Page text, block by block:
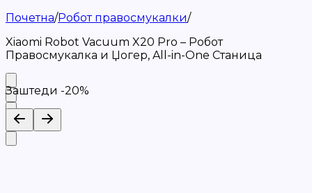
Почетна/Робот правосмукалки/
Xiaomi Robot Vacuum X20 Pro – Робот
Правосмукалка и Џогер, All-in-One Станица
Заштеди -20%